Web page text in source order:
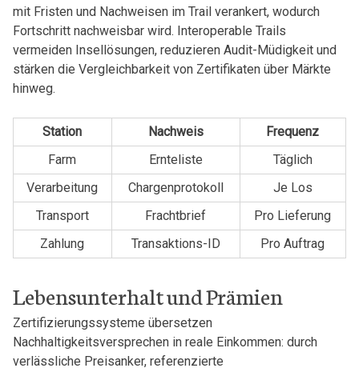
mit Fristen und Nachweisen im Trail verankert, wodurch
Fortschritt nachweisbar wird. Interoperable Trails
vermeiden Insellösungen, reduzieren Audit-Müdigkeit und
stärken die Vergleichbarkeit von Zertifikaten über Märkte
hinweg.
Station Nachweis
Frequenz
Farm
Ernteliste
Täglich
Verarbeitung
Chargenprotokoll
Je Los
Transport
Frachtbrief
Pro Lieferung
Zahlung
Transaktions-ID Pro Auftrag
Lebensunterhalt und Prämien
Zertifizierungssysteme übersetzen
Nachhaltigkeitsversprechen in reale Einkommen: durch
verlässliche Preisanker, referenzierte